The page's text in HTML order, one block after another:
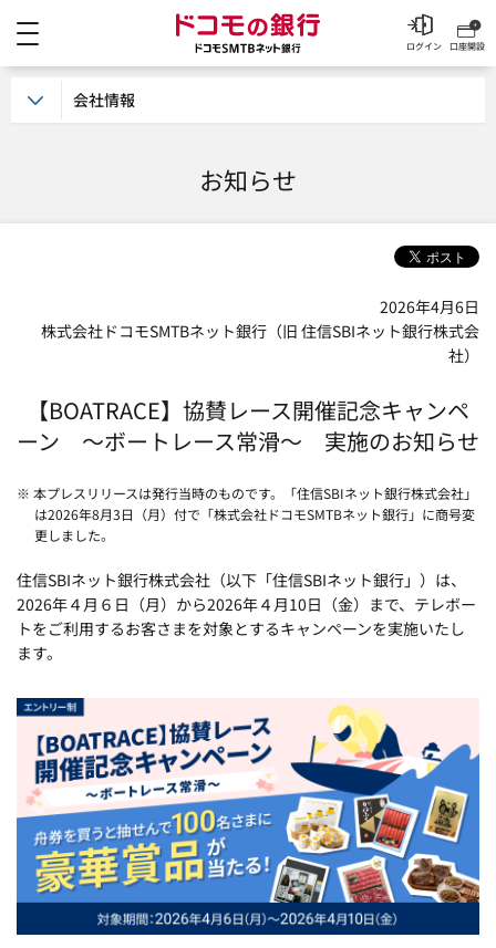
ドコモの銀行 ドコモ
口座開設
ログイン
お知らせ
2026年4月6日
株式会社ドコモSMTBネット銀行（旧 住信SBIネット銀行株式会
社）
【BOATRACE】協賛レース開催記念キャンペ
ーン ～ボートレース常滑～ 実施のお知らせ
※ 本プレスリリースは発行当時のものです。「住信SBIネット銀行株式会社」
は2026年8月3日（月）付で「株式会社ドコモSMTBネット銀行」に商号変
更しました。
住信SBIネット銀行株式会社（以下「住信SBIネット銀行」）は、
2026年４月６日（月）から2026年４月10日（金）まで、テレボー
トをご利用するお客さまを対象とするキャンペーンを実施いたし
ます。
会社情報